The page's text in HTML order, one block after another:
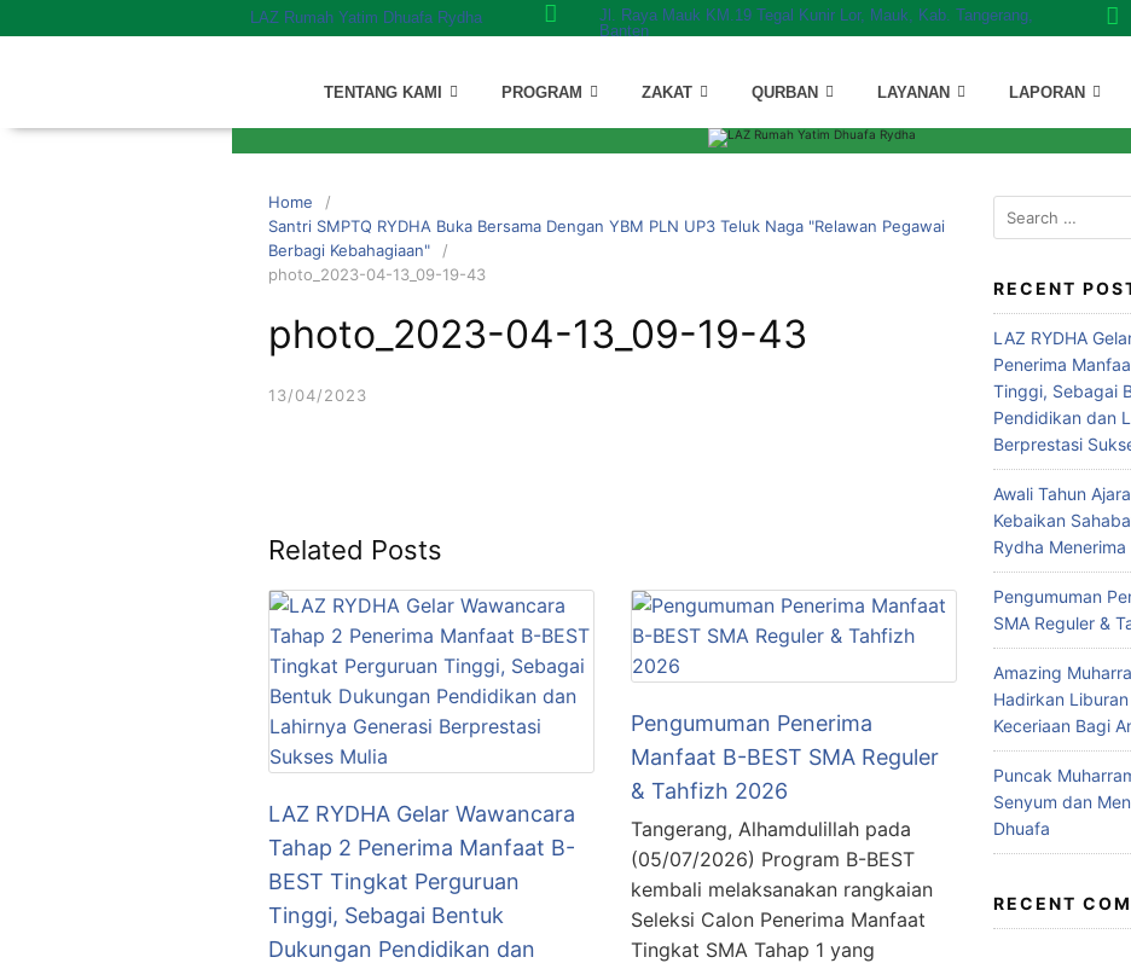
LAZ Rumah Yatim Dhuafa Rydha
Jl. Raya Mauk KM.19 Tegal Kunir Lor, Mauk, Kab. Tangerang,
Banten
TENTANG KAMI PROGRAM ZAKAT QURBAN LAYANAN LAPORAN
Home
Santri SMPTQ RYDHA Buka Bersama Dengan YBM PLN UP3 Teluk Naga "Relawan Pegawai
Berbagi Kebahagiaan"
photo_2023-04-13_09-19-43
photo_2023-04-13_09-19-43
13/04/2023
Related Posts
LAZ RYDHA Gelar Wawancara
Tahap 2 Penerima Manfaat B-
BEST Tingkat Perguruan
Tinggi, Sebagai Bentuk
Dukungan Pendidikan dan
Pengumuman Penerima
Manfaat B-BEST SMA Reguler
& Tahfizh 2026
Tangerang, Alhamdulillah pada
(05/07/2026) Program B-BEST
kembali melaksanakan rangkaian
Seleksi Calon Penerima Manfaat
Tingkat SMA Tahap 1 yang
RECENT
LAZ RYDHA
Penerima
Tinggi, Sebagai
Pendidikan dan
Berprestasi
Awali Tahun
Kebaikan
Rydha
Pengumuman
SMA Reguler &
Amazing
Hadirkan
Keceriaan Bagi
Puncak
Senyum dan
Dhuafa
RECENT